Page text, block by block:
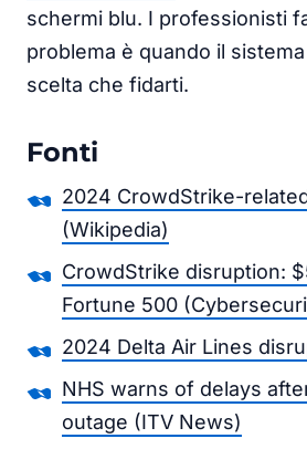
schermi blu. I professionisti
problema è quando il
scelta che fidarti.
Fonti
2024 CrowdStrike-
(Wikipedia)
CrowdStrike disruption:
Fortune 500
2024 Delta Air Lines
NHS warns of delays
outage (ITV News)